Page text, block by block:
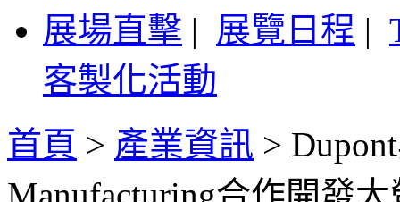
展場直擊 | 展覽日程 |
客製化活動
首頁 > 產業資訊 >
Manufacturing合作開發